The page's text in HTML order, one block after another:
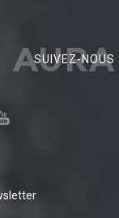
AURA
SUIVEZ-NOUS